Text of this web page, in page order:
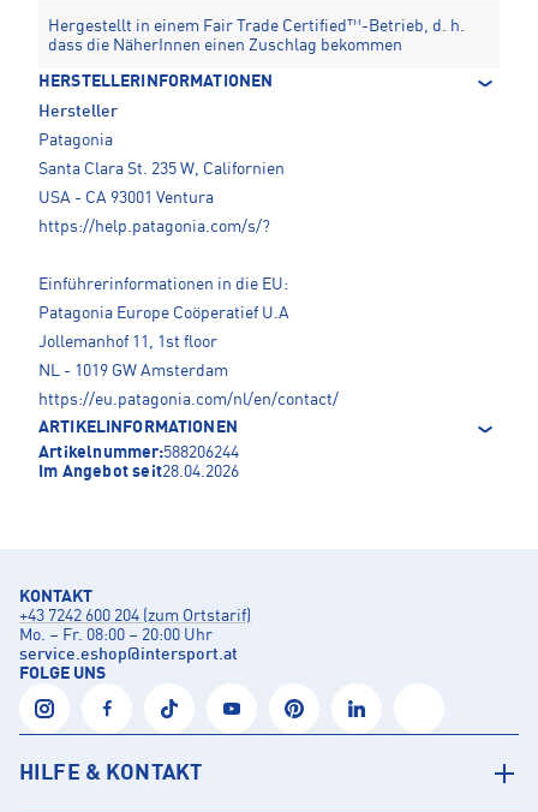
Hergestellt in einem Fair Trade Certified™-Betrieb, d. h.
dass die NäherInnen einen Zuschlag bekommen
HERSTELLERINFORMATIONEN
Hersteller
Patagonia
Santa Clara St. 235 W, Californien
USA - CA 93001 Ventura
https://help.patagonia.com/s/?
Einführerinformationen in die EU:
Patagonia Europe Coöperatief U.A
Jollemanhof 11, 1st floor
NL - 1019 GW Amsterdam
https://eu.patagonia.com/nl/en/contact/
ARTIKELINFORMATIONEN
Artikelnummer:588206244
Im Angebot seit28.04.2026
KONTAKT
+43 7242 600 204 (zum Ortstarif)
Mo. – Fr. 08:00 – 20:00 Uhr
service.eshop@intersport.at
FOLGE UNS
HILFE & KONTAKT